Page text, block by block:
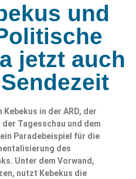
und
jetzt auch
in der ARD, der
Tagesschau und dem
Paradebeispiel für die
des
Unter dem Vorwand,
nutzt Kebekus die